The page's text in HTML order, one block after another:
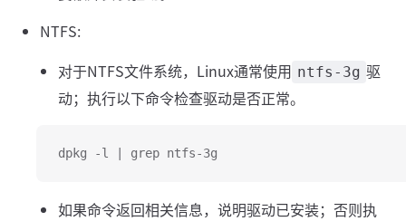
NTFS:
对于NTFS文件系统，Linux通常使用 ntfs-3g 驱
动；执行以下命令检查驱动是否正常。
dpkg -l | grep ntfs-3g
如果命令返回相关信息，说明驱动已安装；否则执